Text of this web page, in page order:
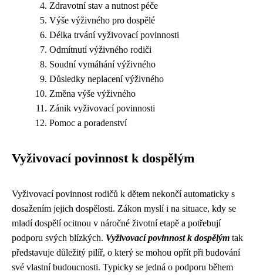
Zdravotní stav a nutnost péče
Výše výživného pro dospělé
Délka trvání vyživovací povinnosti
Odmítnutí výživného rodiči
Soudní vymáhání výživného
Důsledky neplacení výživného
Změna výše výživného
Zánik vyživovací povinnosti
Pomoc a poradenství
Vyživovací povinnost k dospělým
Vyživovací povinnost rodičů k dětem nekončí automaticky s
dosažením jejich dospělosti. Zákon myslí i na situace, kdy se
mladí dospělí ocitnou v náročné životní etapě a potřebují
podporu svých blízkých. Vyživovací povinnost k dospělým tak
představuje důležitý pilíř, o který se mohou opřít při budování
své vlastní budoucnosti. Typicky se jedná o podporu během